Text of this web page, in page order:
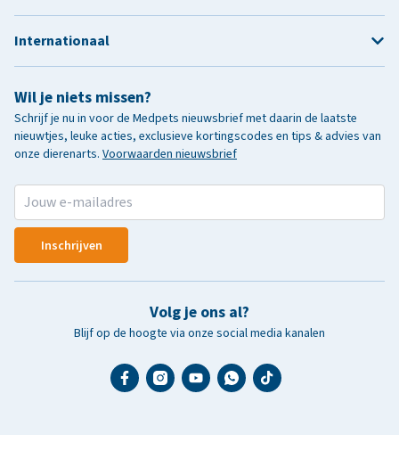
Wil je niets missen?
Schrijf je nu in voor de Medpets nieuwsbrief met daarin de laatste
nieuwtjes, leuke acties, exclusieve kortingscodes en tips & advies van
onze dierenarts. Voorwaarden nieuwsbrief
Inschrijven
Volg je ons al?
Blijf op de hoogte via onze social media kanalen
Internationaal